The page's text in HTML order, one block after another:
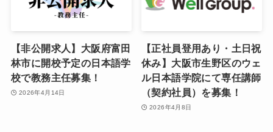
【非公開求人】大阪府富田
林市に開校予定の日本語学
校で教務主任募集！
2026年4月14日
【正社員登用あり・土日祝
休み】大阪市生野区のウェ
ル日本語学院にて専任講師
（契約社員）を募集！
2026年4月8日